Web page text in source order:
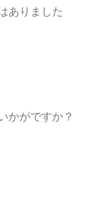
ありました
かがですか？